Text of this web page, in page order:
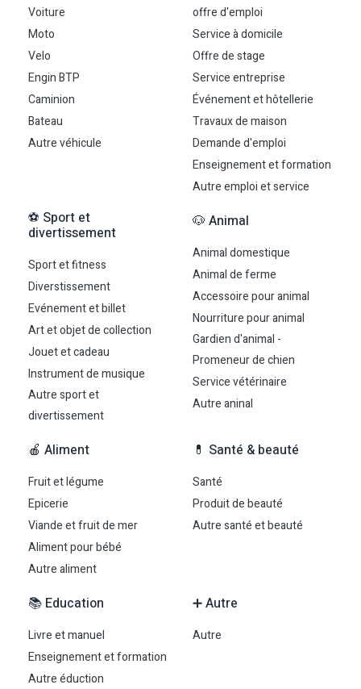
Voiture
Moto
Velo
Engin BTP
Caminion
Bateau
Autre véhicule
offre d'emploi
Service à domicile
Offre de stage
Service entreprise
Événement et hôtellerie
Travaux de maison
Demande d'emploi
Enseignement et formation
Autre emploi et service
⚽ Sport et
divertissement
Sport et fitness
Diverstissement
Evénement et billet
Art et objet de collection
Jouet et cadeau
Instrument de musique
Autre sport et
divertissement
🐶 Animal
Animal domestique
Animal de ferme
Accessoire pour animal
Nourriture pour animal
Gardien d'animal -
Promeneur de chien
Service vétérinaire
Autre aninal
🍎 Aliment
Fruit et légume
Epicerie
Viande et fruit de mer
Aliment pour bébé
Autre aliment
💊 Santé & beauté
Santé
Produit de beauté
Autre santé et beauté
📚 Education
Livre et manuel
Enseignement et formation
Autre éduction
➕ Autre
Autre